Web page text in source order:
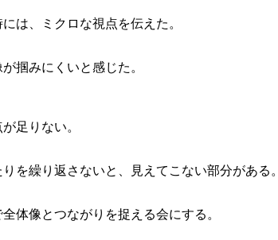
は、ミクロな視点を伝えた。
掴みにくいと感じた。
足りない。
を繰り返さないと、見えてこない部分がある。
体像とつながりを捉える会にする。